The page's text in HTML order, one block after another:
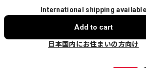
International shipping
Add to cart
日本国内にお住まいの方向け